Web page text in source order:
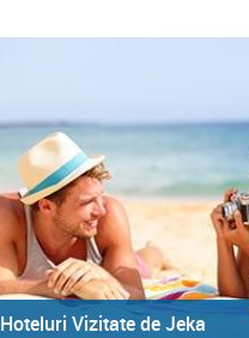
Hoteluri Vizitate de Jeka